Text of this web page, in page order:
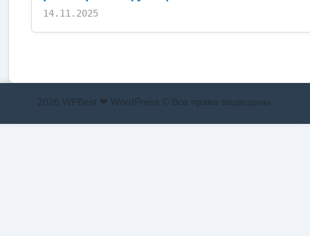
14.11.2025
2026 WPBest ❤ WordPress © Все права защищены.